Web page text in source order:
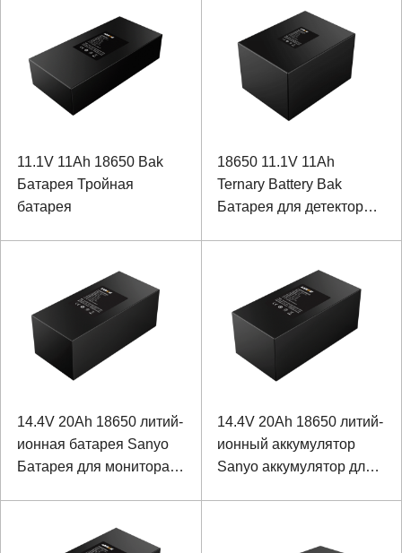
оборудования с портом
связи SMBUS
11.1V 11Ah 18650 Bak
Батарея Тройная
батарея
18650 11.1V 11Ah
Ternary Battery Bak
Батарея для детектора
14.4V 20Ah 18650 литий-
ионная батарея Sanyo
Батарея для монитора
14.4V 20Ah 18650 литий-
ионный аккумулятор
Sanyo аккумулятор для